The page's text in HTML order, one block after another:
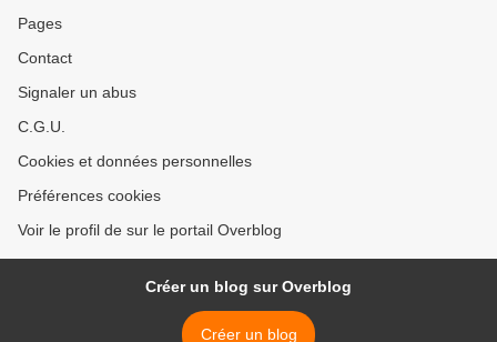
Pages
Contact
Signaler un abus
C.G.U.
Cookies et données personnelles
Préférences cookies
Voir le profil de sur le portail Overblog
Créer un blog sur Overblog
Créer un blog